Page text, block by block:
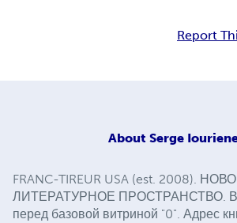
Report
About Serge
FRANC-TIREUR USA (est. 2008).
ЛИТЕРАТУРНОЕ ПРОСТРАНСТВО.
перед базовой витриной "0". Адрес